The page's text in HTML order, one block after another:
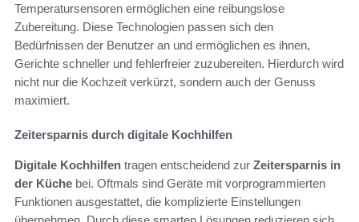
Temperatursensoren ermöglichen eine reibungslose
Zubereitung. Diese Technologien passen sich den
Bedürfnissen der Benutzer an und ermöglichen es ihnen,
Gerichte schneller und fehlerfreier zuzubereiten. Hierdurch wird
nicht nur die Kochzeit verkürzt, sondern auch der Genuss
maximiert.
Zeitersparnis durch digitale Kochhilfen
Digitale Kochhilfen tragen entscheidend zur Zeitersparnis in
der Küche bei. Oftmals sind Geräte mit vorprogrammierten
Funktionen ausgestattet, die komplizierte Einstellungen